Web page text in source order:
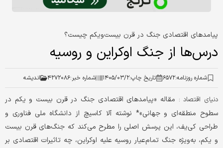
پیامدهای اقتصادی جنگ در قرن بیست‌ویکم چیست؟
درس‌ها از جنگ اوکراین و روسیه
شماره روزنامه:۶۵۷۲ تاریخ چاپ:۱۴۰۵/۰۳/۲ شماره خبر:۴۲۷۲۰۸۶ اندیشه
دنیای اقتصاد : مقاله «پیامدهای اقتصادی جنگ در قرن بیست و یکم در
سطوح منطقه‌ای و جهانی»* نوشته آلا کاسیچ از دانشگاه ملی فناوری و
طراحی کی‌یف، این پرسش اصلی را مطرح می‌کند که جنگ‌های قرن بیست
و یکم، به‌ویژه جنگ تمام‌عیار روسیه علیه اوکراین، چه تاثیرات اقتصادی بر